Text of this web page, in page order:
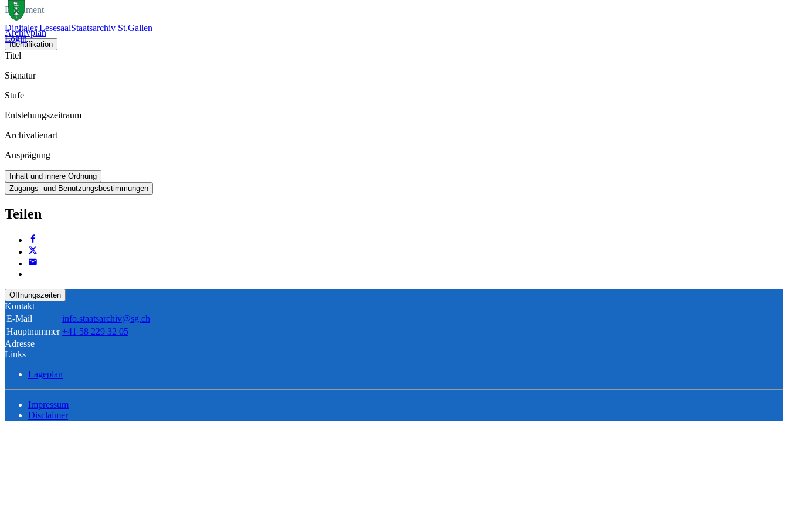
Digitaler LesesaalStaatsarchiv St.Gallen
Login
Dokument
Archivplan
Identifikation
Titel
Signatur
Stufe
Entstehungszeitraum
Archivalienart
Ausprägung
Inhalt und innere Ordnung
Zugangs- und Benutzungsbestimmungen
Teilen
Öffnungszeiten
Kontakt
E-Mail
info.staatsarchiv@sg.ch
Hauptnummer +41 58 229 32 05
Adresse
Links
Lageplan
Impressum
Disclaimer